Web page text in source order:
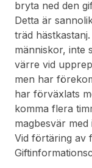
bryta ned den
Detta är
träd
människor, inte
värre vid
men har
har förväxlats
komma flera
magbesvär
Vid förtäring av